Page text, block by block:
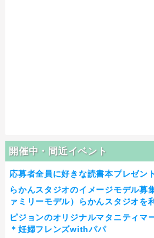
開催中・間近イベント
応募者全員に好きな読書本プレゼン
らかんスタジオのイメージモデル募
ァミリーモデル）らかんスタジオを
ピジョンのオリジナルマタニティマ
＊妊婦フレンズwithパパ